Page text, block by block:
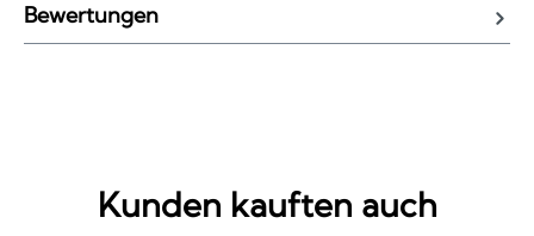
Bewertungen
Kunden kauften auch